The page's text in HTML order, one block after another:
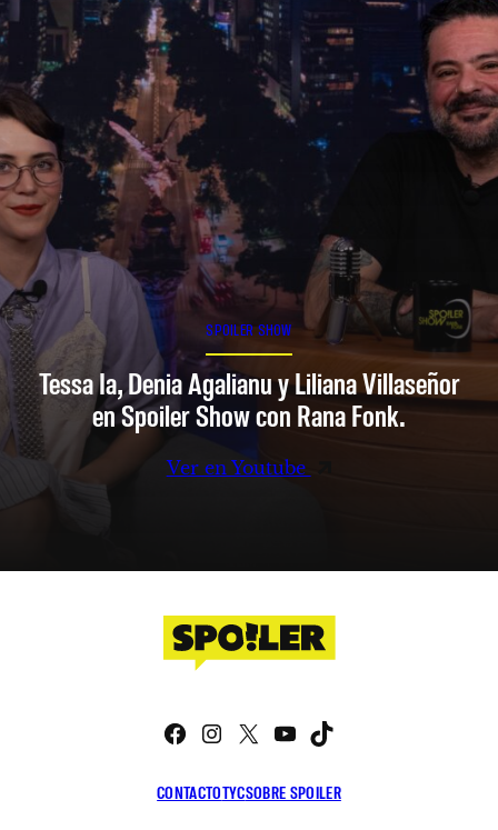
SPOILER SHOW
Tessa Ia, Denia Agalianu y Liliana Villaseñor
en Spoiler Show con Rana Fonk.
Ver en Youtube
CONTACTOTYCSOBRE SPOILER
Facebook
Instagram
X YouTube